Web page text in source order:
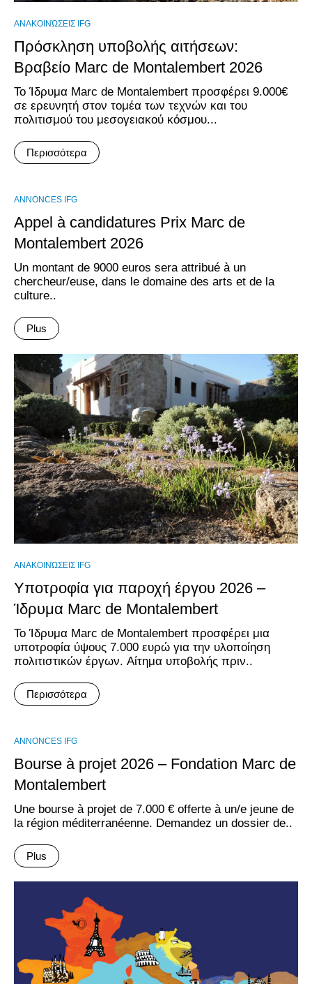
ΑΝΑΚΟΙΝΏΣΕΙΣ IFG
Πρόσκληση υποβολής αιτήσεων:
Βραβείο Marc de Montalembert 2026
Το Ίδρυμα Marc de Montalembert προσφέρει 9.000€
σε ερευνητή στον τομέα των τεχνών και του
πολιτισμού του μεσογειακού κόσμου...
Περισσότερα
ANNONCES IFG
Appel à candidatures Prix Marc de
Montalembert 2026
Un montant de 9000 euros sera attribué à un
chercheur/euse, dans le domaine des arts et de la
culture..
Plus
ΑΝΑΚΟΙΝΏΣΕΙΣ IFG
Υποτροφία για παροχή έργου 2026 –
Ίδρυμα Marc de Montalembert
Το Ίδρυμα Marc de Montalembert προσφέρει μια
υποτροφία ύψους 7.000 ευρώ για την υλοποίηση
πολιτιστικών έργων. Aίτημα υποβολής πριν..
Περισσότερα
ANNONCES IFG
Bourse à projet 2026 – Fondation Marc de
Montalembert
Une bourse à projet de 7.000 € offerte à un/e jeune de
la région méditerranéenne. Demandez un dossier de..
Plus